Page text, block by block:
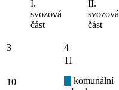
I.
svozová
část
II.
svozová
část
3 4
10
11
komunální